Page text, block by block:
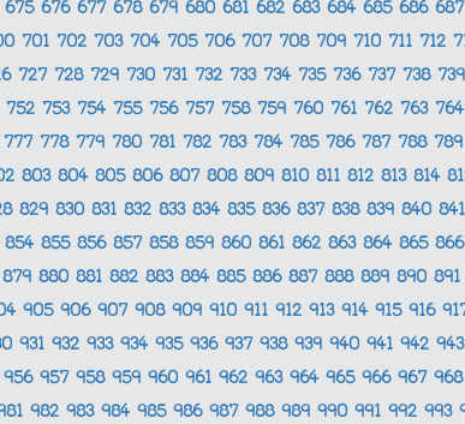
675 676 677 678 679 680 681 682 683 684 685 686 687
701 702 703 704 705 706 707 708 709 710 711 712
727 728 729 730 731 732 733 734 735 736 737 738 739
752 753 754 755 756 757 758 759 760 761 762 763 764
777 778 779 780 781 782 783 784 785 786 787 788 789
803 804 805 806 807 808 809 810 811 812 813 814
829 830 831 832 833 834 835 836 837 838 839 840 841
854 855 856 857 858 859 860 861 862 863 864 865 866
879 880 881 882 883 884 885 886 887 888 889 890 891
905 906 907 908 909 910 911 912 913 914 915 916
931 932 933 934 935 936 937 938 939 940 941 942 943
956 957 958 959 960 961 962 963 964 965 966 967 968
982 983 984 985 986 987 988 989 990 991 992 993